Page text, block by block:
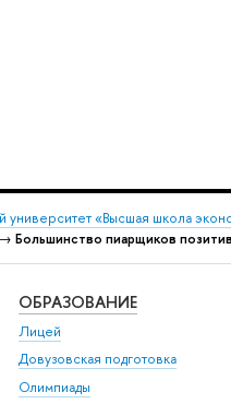
университет «Высшая школа
→ Большинство пиарщиков
ОБРАЗОВАНИЕ
Лицей
Довузовская подготовка
Олимпиады